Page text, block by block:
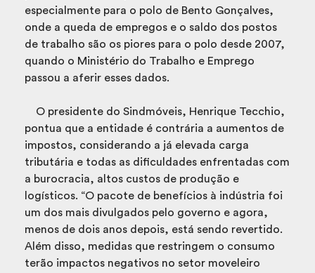
especialmente para o polo de Bento Gonçalves,
onde a queda de empregos e o saldo dos postos
de trabalho são os piores para o polo desde 2007,
quando o Ministério do Trabalho e Emprego
passou a aferir esses dados.
O presidente do Sindmóveis, Henrique Tecchio,
pontua que a entidade é contrária a aumentos de
impostos, considerando a já elevada carga
tributária e todas as dificuldades enfrentadas com
a burocracia, altos custos de produção e
logísticos. “O pacote de benefícios à indústria foi
um dos mais divulgados pelo governo e agora,
menos de dois anos depois, está sendo revertido.
Além disso, medidas que restringem o consumo
terão impactos negativos no setor moveleiro